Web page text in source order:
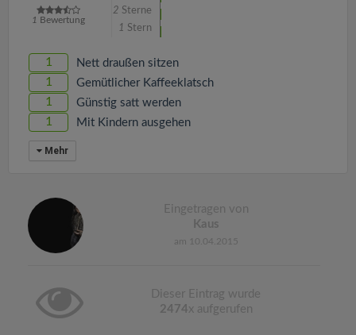
1 Bewertung
2 Sterne
1 Stern
1 Nett draußen sitzen
1 Gemütlicher Kaffeeklatsch
1 Günstig satt werden
1 Mit Kindern ausgehen
Mehr
Eingetragen von
Kaus
am 10.04.2015
Dieser Eintrag wurde
2474x aufgerufen